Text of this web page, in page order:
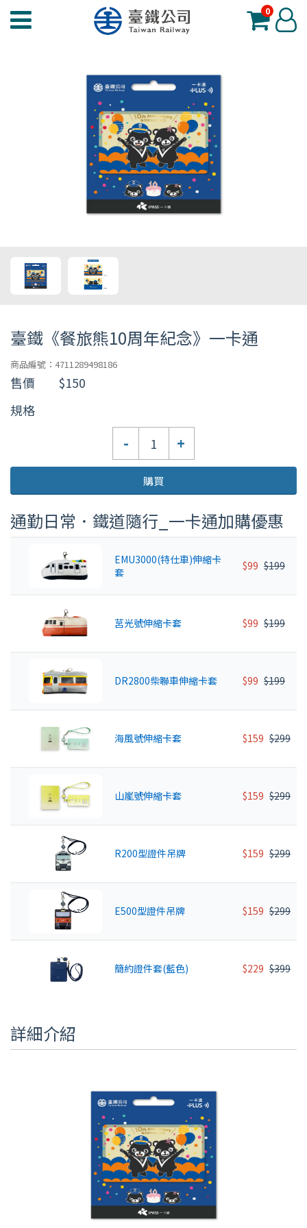
臺
0 登
入
臺鐵《餐旅熊10周年紀念》一卡通
商品編號：4711289498186
售價
$150
規格
- +
購買
通勤日常．鐵道隨行_一卡通加購優惠
EMU3000(特仕車)伸縮卡
套
$99 $199
莒光號伸縮卡套 $99 $199
DR2800柴聯車伸縮卡套 $99 $199
海風號伸縮卡套 $159 $299
山嵐號伸縮卡套 $159 $299
R200型證件吊牌 $159 $299
E500型證件吊牌 $159 $299
簡約證件套(藍色) $229 $399
詳細介紹